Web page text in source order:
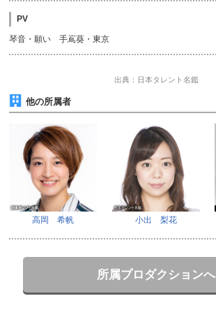
PV
琴音・願い 手嶌葵・東京
出典：日本タレント名鑑
他の所属者
高岡 希帆 小出 梨花
所属プロダクションへ